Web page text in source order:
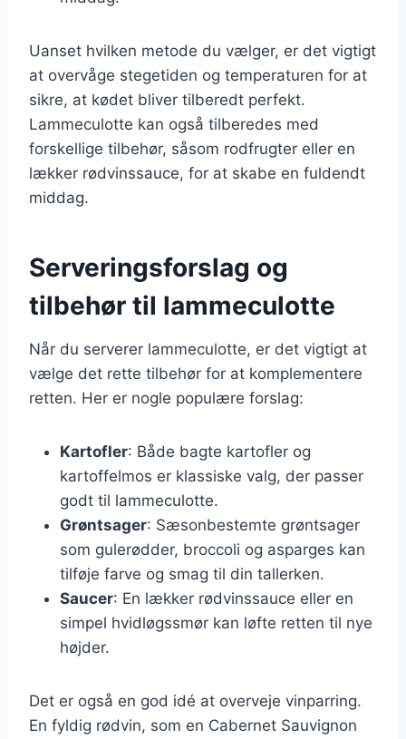
Uanset hvilken metode du vælger, er det vigtigt
at overvåge stegetiden og temperaturen for at
sikre, at kødet bliver tilberedt perfekt.
Lammeculotte kan også tilberedes med
forskellige tilbehør, såsom rodfrugter eller en
lækker rødvinssauce, for at skabe en fuldendt
middag.
Serveringsforslag og
tilbehør til lammeculotte
Når du serverer lammeculotte, er det vigtigt at
vælge det rette tilbehør for at komplementere
retten. Her er nogle populære forslag:
Kartofler: Både bagte kartofler og
kartoffelmos er klassiske valg, der passer
godt til lammeculotte.
Grøntsager: Sæsonbestemte grøntsager
som gulerødder, broccoli og asparges kan
tilføje farve og smag til din tallerken.
Saucer: En lækker rødvinssauce eller en
simpel hvidløgssmør kan løfte retten til nye
højder.
Det er også en god idé at overveje vinparring.
En fyldig rødvin, som en Cabernet Sauvignon